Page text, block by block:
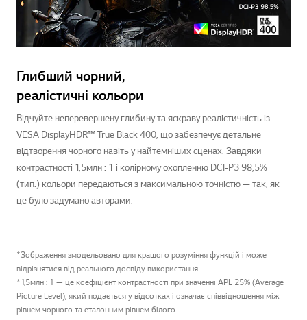
Глибший чорний,
реалістичні кольори
Відчуйте неперевершену глибину та яскраву реалістичність із
VESA DisplayHDR™ True Black 400, що забезпечує детальне
відтворення чорного навіть у найтемніших сценах. Завдяки
контрастності 1,5млн : 1 і колірному охопленню DCI-P3 98,5%
(тип.) кольори передаються з максимальною точністю — так, як
це було задумано авторами.
*Зображення змодельовано для кращого розуміння функцій і може
відрізнятися від реального досвіду використання.
*1,5млн : 1 — це коефіцієнт контрастності при значенні APL 25% (Average
Picture Level), який подається у відсотках і означає співвідношення між
рівнем чорного та еталонним рівнем білого.